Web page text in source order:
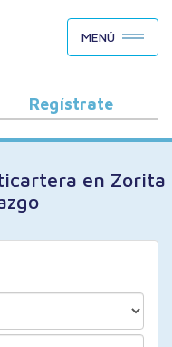
MENÚ
Regístrate
en Zorita